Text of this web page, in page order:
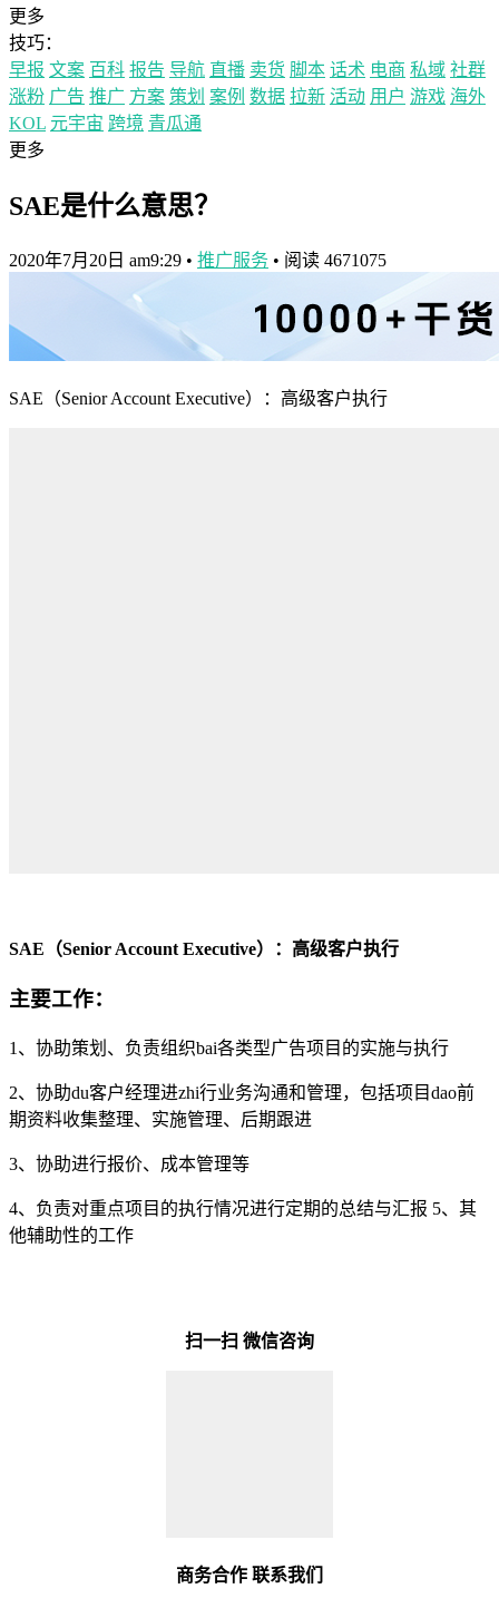
更多
技巧：
早报 文案 百科 报告 导航 直播 卖货 脚本 话术 电商 私域 社群
涨粉 广告 推广 方案 策划 案例 数据 拉新 活动 用户 游戏 海外
KOL 元宇宙 跨境 青瓜通
更多
SAE是什么意思？
2020年7月20日 am9:29 • 推广服务 • 阅读 4671075
SAE（Senior Account Executive）：高级客户执行
SAE（Senior Account Executive）：高级客户执行
主要工作：
1、协助策划、负责组织bai各类型广告项目的实施与执行
2、协助du客户经理进zhi行业务沟通和管理，包括项目dao前
期资料收集整理、实施管理、后期跟进
3、协助进行报价、成本管理等
4、负责对重点项目的执行情况进行定期的总结与汇报 5、其
他辅助性的工作
扫一扫 微信咨询
商务合作 联系我们